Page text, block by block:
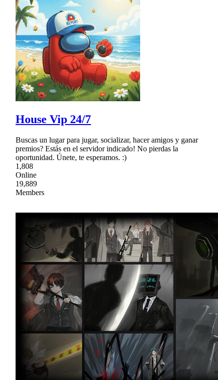
House Vip 24/7
Buscas un lugar para jugar, socializar, hacer amigos y ganar
premios? Estás en el servidor indicado! No pierdas la
oportunidad. Únete, te esperamos. :)
1,808
Online
19,889
Members